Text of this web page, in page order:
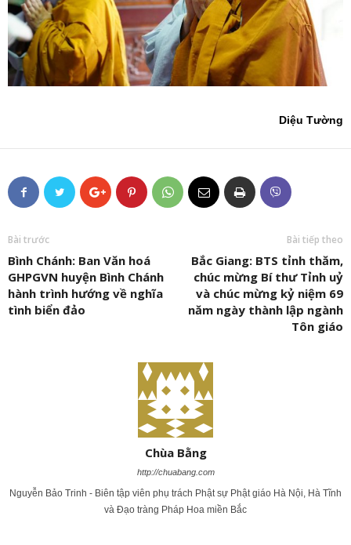
Diệu Tường
Bài trước
Bình Chánh: Ban Văn hoá
GHPGVN huyện Bình Chánh
hành trình hướng về nghĩa
tình biển đảo
Bài tiếp theo
Bắc Giang: BTS tỉnh thăm,
chúc mừng Bí thư Tỉnh uỷ
và chúc mừng kỷ niệm 69
năm ngày thành lập ngành
Tôn giáo
Chùa Bằng
http://chuabang.com
Nguyễn Bảo Trinh - Biên tập viên phụ trách Phật sự Phật giáo Hà Nội, Hà Tĩnh
và Đạo tràng Pháp Hoa miền Bắc